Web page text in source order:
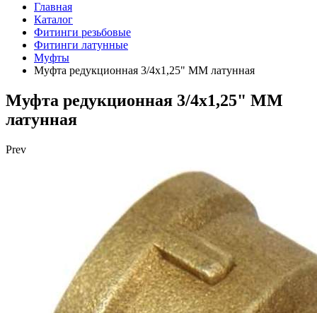
Главная
Каталог
Фитинги резьбовые
Фитинги латунные
Муфты
Муфта редукционная 3/4х1,25" ММ латунная
Муфта редукционная 3/4х1,25" ММ
латунная
Prev